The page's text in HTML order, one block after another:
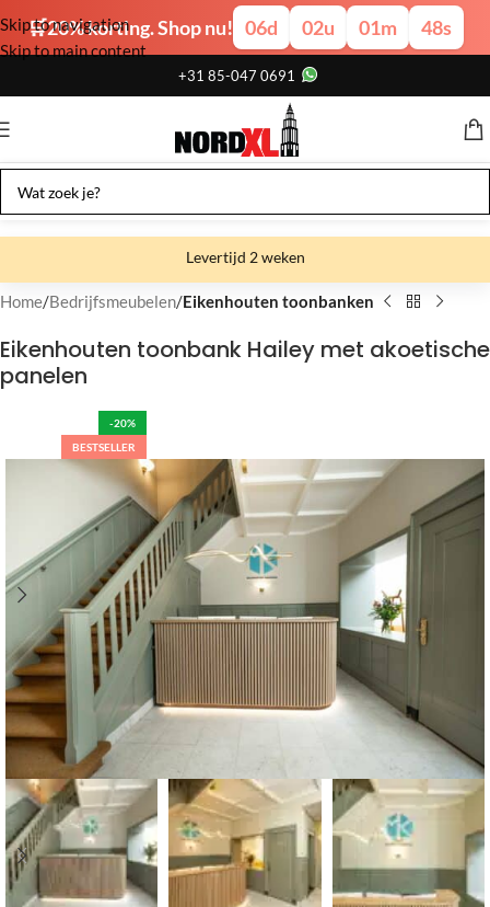
🛒20% korting. Shop nu! 06d 02u 01m 47s
Skip to navigation
Skip to main content
+31 85-047 0691
Levertijd 2 weken
Gratis verzending
Gratis afhalen
Home Bedrijfsmeubelen Eikenhouten toonbanken
Eikenhouten toonbank Hailey met akoetische
panelen
-20%
BESTSELLER